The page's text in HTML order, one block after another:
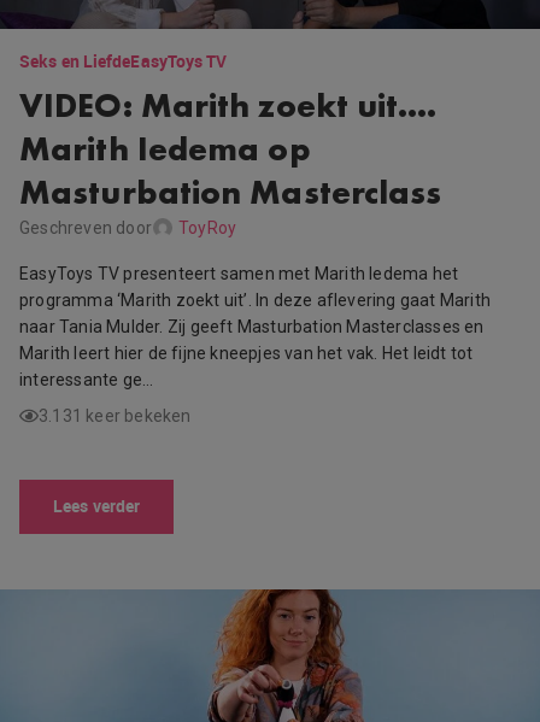
Seks en LiefdeEasyToys TV
VIDEO: Marith zoekt uit….
Marith Iedema op
Masturbation Masterclass
Geschreven door ToyRoy
EasyToys TV presenteert samen met Marith Iedema het
programma ‘Marith zoekt uit’. In deze aflevering gaat Marith
naar Tania Mulder. Zij geeft Masturbation Masterclasses en
Marith leert hier de fijne kneepjes van het vak. Het leidt tot
interessante ge…
3.131 keer bekeken
Lees verder